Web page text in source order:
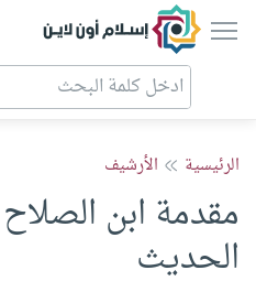
إسلام أون لاين
الرئيسية الأرشيف
مقدمة ابن
الحديث